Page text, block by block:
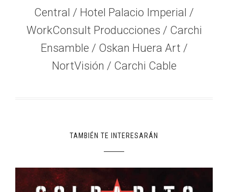
Central / Hotel Palacio Imperial /
WorkConsult Producciones / Carchi
Ensamble / Oskan Huera Art /
NortVisión / Carchi Cable
TAMBIÉN TE INTERESARÁN